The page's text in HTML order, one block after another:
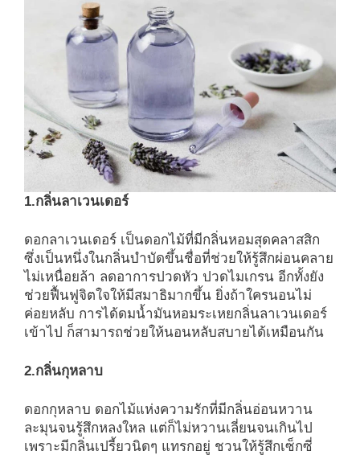
1.กลิ่นลาเวนเดอร์
ดอกลาเวนเดอร์ เป็นดอกไม้ที่มีกลิ่นหอมสุดคลาสสิก
ซึ่งเป็นหนึ่งในกลิ่นบำบัดขึ้นชื่อที่ช่วยให้รู้สึกผ่อนคลาย
ไม่เหนื่อยล้า ลดอาการปวดหัว ปวดไมเกรน อีกทั้งยัง
ช่วยฟื้นฟูจิตใจให้มีสมาธิมากขึ้น ยิ่งถ้าใครนอนไม่
ค่อยหลับ การได้ดมน้ำมันหอมระเหยกลิ่นลาเวนเดอร์
เข้าไป ก็สามารถช่วยให้นอนหลับสบายได้เหมือนกัน
2.กลิ่นกุหลาบ
ดอกกุหลาบ ดอกไม้แห่งความรักที่มีกลิ่นอ่อนหวาน
ละมุนจนรู้สึกหลงใหล แต่ก็ไม่หวานเลี่ยนจนเกินไป
เพราะมีกลิ่นเปรี้ยวนิดๆ แทรกอยู่ ชวนให้รู้สึกเซ็กซี่